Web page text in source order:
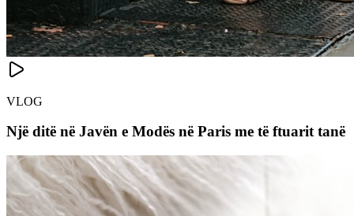
VLOG
Një ditë në Javën e Modës në Paris me të ftuarit tanë